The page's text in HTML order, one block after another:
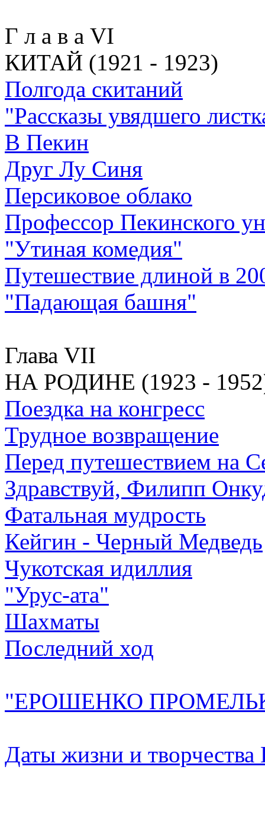
Г л а в а VI
КИТАЙ (1921 - 1923)
Полгода скитаний
"Рассказы увядшего
В Пекин
Друг Лу Синя
Персиковое облако
Профессор Пекинского
"Утиная комедия"
Путешествие длиной в
"Падающая башня"
Глава VII
НА РОДИНЕ (1923 -
Поездка на конгресс
Трудное возвращение
Перед путешествием на
Здравствуй, Филипп
Фатальная мудрость
Кейгин - Черный Медведь
Чукотская идиллия
"Урус-ата"
Шахматы
Последний ход
"ЕРОШЕНКО
Даты жизни и